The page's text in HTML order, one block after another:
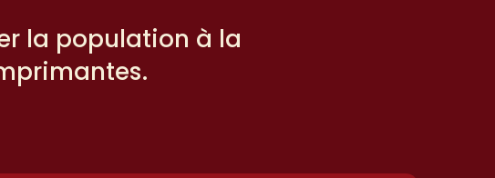
la population à la